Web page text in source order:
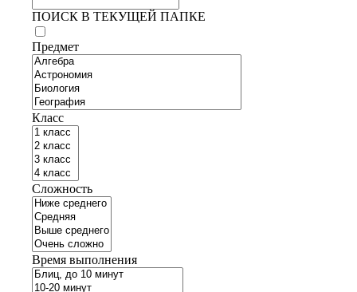
ПОИСК В ТЕКУЩЕЙ ПАПКЕ
Предмет
Класс
Сложность
Время выполнения